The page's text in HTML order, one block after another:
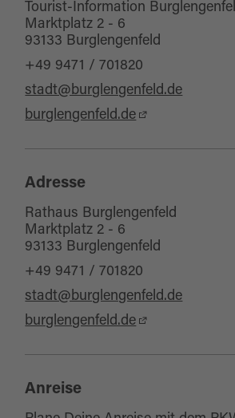
Tourist-Information
Marktplatz 2 - 6
93133 Burglengenfeld
+49 9471 / 701820
stadt@burglengenfeld.de
burglengenfeld.de
Adresse
Rathaus Burglengenfeld
Marktplatz 2 - 6
93133 Burglengenfeld
+49 9471 / 701820
stadt@burglengenfeld.de
burglengenfeld.de
Anreise